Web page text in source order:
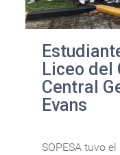
Liceo del
Central
Evans
SOPESA tuvo